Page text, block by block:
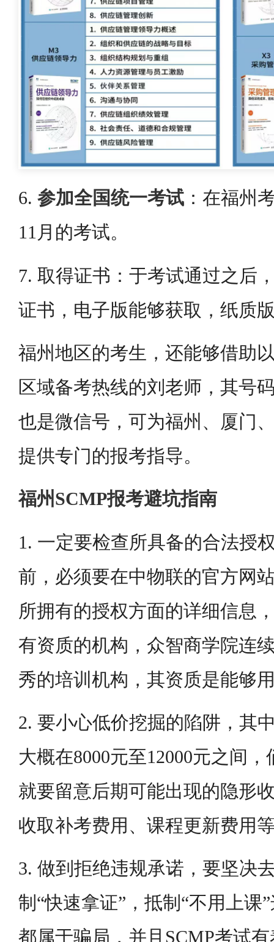
6. 参加全国统一考试 ：在福州
11月的考试。
7. 取得证书：于考试通过之后
证书，电子版能够获取，纸质
福州地区的考生，还能够借助
区域备考热线的刘老师，其号
也是微信号，可为福州、厦门
提供专门的报考指导。
福州SCMP报考避坑指南
1. 一定要检查所具备的合法授
前，必须要在中物联的官方网
所拥有的授权方面的详细信息
有资质的机构，众智商学院连
秀的培训机构，其资质是能够
2. 要小心低价挖掘的陷阱，其
大概在8000元至12000元之间
就要留意后期可能出现的隐形
收取补考费用、课程更新费用
3. 做到拒绝违规承诺，要坚决
制“快速拿证”，抵制“不用上课
都属于骗局，并且SCMP考试